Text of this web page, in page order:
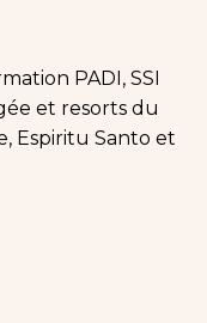
PADI, SSI
et resorts du
Espiritu Santo et